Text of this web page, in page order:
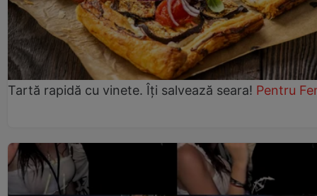
Tartă rapidă cu vinete. Îți salvează seara! Pentru